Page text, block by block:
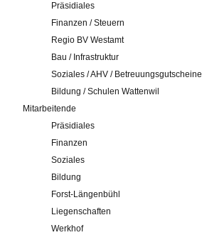
Präsidiales
Finanzen / Steuern
Regio BV Westamt
Bau / Infrastruktur
Soziales / AHV / Betreuungsgutscheine
Bildung / Schulen Wattenwil
Mitarbeitende
Präsidiales
Finanzen
Soziales
Bildung
Forst-Längenbühl
Liegenschaften
Werkhof